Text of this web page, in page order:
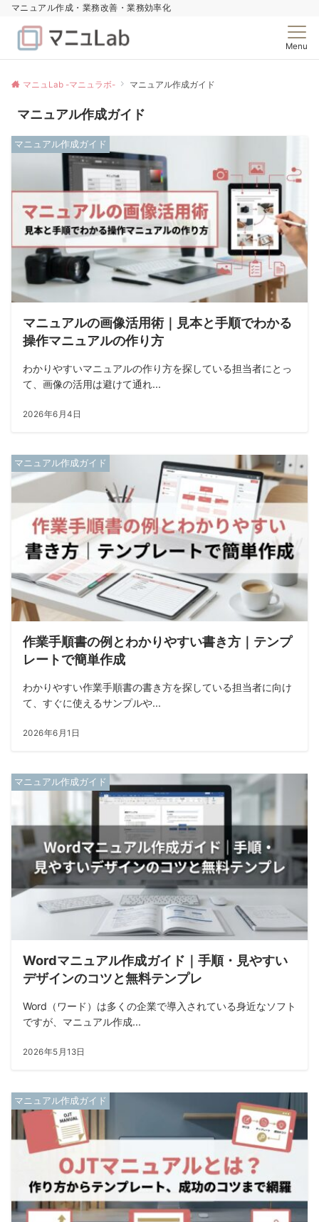
マニュアル作成・業務改善・業務効率化
Menu
マニュLab -マニュラボ- マニュアル作成ガイド
マニュアル作成ガイド
マニュアル作成ガイド
マニュアルの画像活用術｜見本と手順でわかる
操作マニュアルの作り方
わかりやすいマニュアルの作り方を探している担当者にとっ
て、画像の活用は避けて通れ...
2026年6月4日
マニュアル作成ガイド
作業手順書の例とわかりやすい書き方｜テンプ
レートで簡単作成
わかりやすい作業手順書の書き方を探している担当者に向け
て、すぐに使えるサンプルや...
2026年6月1日
マニュアル作成ガイド
Wordマニュアル作成ガイド｜手順・見やすい
デザインのコツと無料テンプレ
Word（ワード）は多くの企業で導入されている身近なソフト
ですが、マニュアル作成...
2026年5月13日
マニュアル作成ガイド